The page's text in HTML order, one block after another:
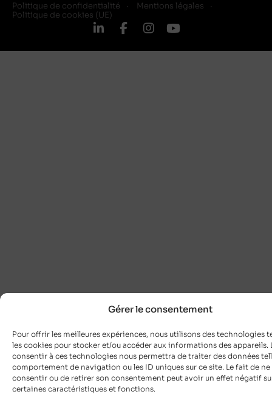
Gérer le consentement
Pour offrir les meilleures expériences, nous utilisons des technologies
les cookies pour stocker et/ou accéder aux informations des appareils.
consentir à ces technologies nous permettra de traiter des données
comportement de navigation ou les ID uniques sur ce site. Le fait de ne
consentir ou de retirer son consentement peut avoir un effet négatif
certaines caractéristiques et fonctions.
Politique de confidentialité
Mentions légales
Politique de cookies (UE)